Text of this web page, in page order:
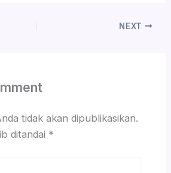
NEXT
tidak akan dipublikasikan.
ditandai *